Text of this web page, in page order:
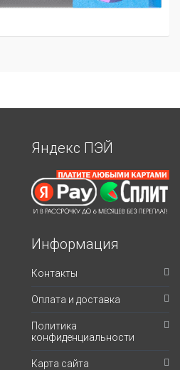
Яндекс ПЭЙ
Информация
Контакты
Оплата и доставка
Политика
конфиденциальности
Карта сайта